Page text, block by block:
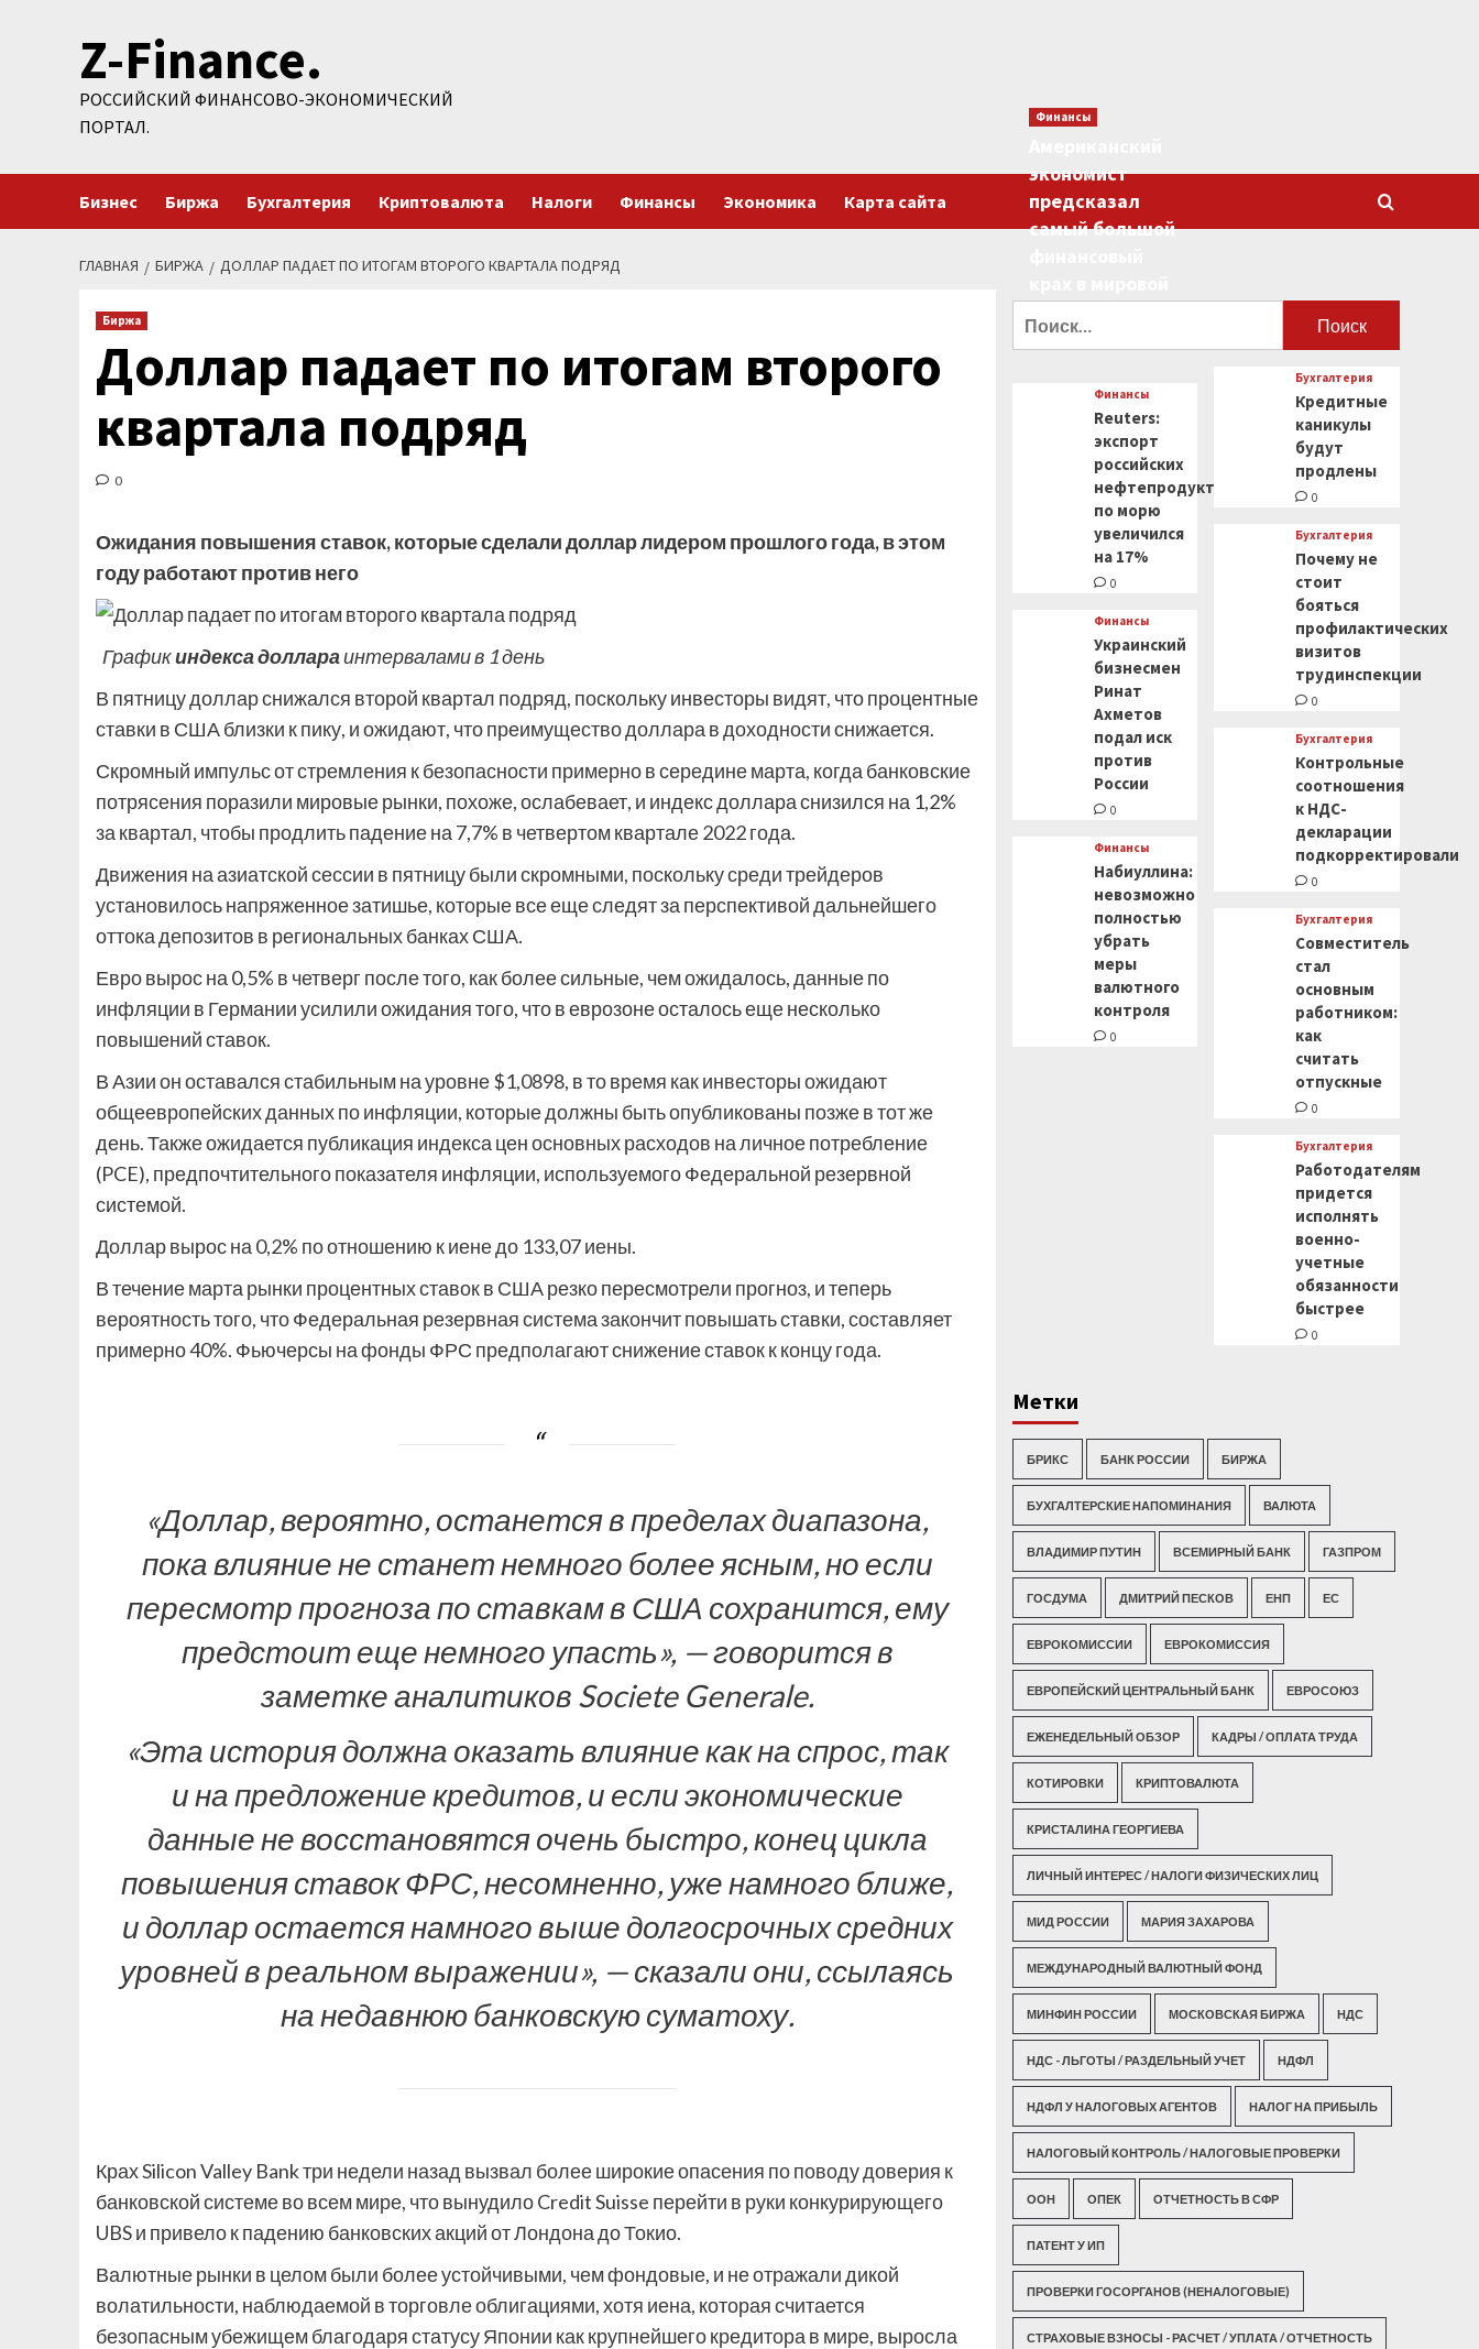
содержимомуZ-Finance.
РОССИЙСКИЙ ФИНАНСОВО-ЭКОНОМИЧЕСКИЙ
ПОРТАЛ.
Бизнес Биржа Бухгалтерия Криптовалюта Налоги Финансы Экономика Карта сайта
ГЛАВНАЯ БИРЖА ДОЛЛАР ПАДАЕТ ПО ИТОГАМ ВТОРОГО КВАРТАЛА ПОДРЯД
Биржа
Доллар падает по итогам второго
квартала подряд
0
Ожидания повышения ставок, которые сделали доллар лидером прошлого года, в этом
году работают против него
Графикиндекса доллараинтервалами в 1 день
В пятницу доллар снижался второй квартал подряд, поскольку инвесторы видят, что процентные
ставки в США близки к пику, и ожидают, что преимущество доллара в доходности снижается.
Скромный импульс от стремления к безопасности примерно в середине марта, когда банковские
потрясения поразили мировые рынки, похоже, ослабевает, и индекс доллара снизился на 1,2%
за квартал, чтобы продлить падение на 7,7% в четвертом квартале 2022 года.
Движения на азиатской сессии в пятницу были скромными, поскольку среди трейдеров
установилось напряженное затишье, которые все еще следят за перспективой дальнейшего
оттока депозитов в региональных банках США.
Евро вырос на 0,5% в четверг после того, как более сильные, чем ожидалось, данные по
инфляции в Германии усилили ожидания того, что в еврозоне осталось еще несколько
повышений ставок.
В Азии он оставался стабильным на уровне $1,0898, в то время как инвесторы ожидают
общеевропейских данных по инфляции, которые должны быть опубликованы позже в тот же
день. Также ожидается публикация индекса цен основных расходов на личное потребление
(PCE), предпочтительного показателя инфляции, используемого Федеральной резервной
системой.
Доллар вырос на 0,2% по отношению к иене до 133,07 иены.
В течение марта рынки процентных ставок в США резко пересмотрели прогноз, и теперь
вероятность того, что Федеральная резервная система закончит повышать ставки, составляет
примерно 40%. Фьючерсы на фонды ФРС предполагают снижение ставок к концу года.
«Доллар, вероятно, останется в пределах диапазона,
пока влияние не станет немного более ясным, но если
пересмотр прогноза по ставкам в США сохранится, ему
предстоит еще немного упасть», — говорится в
заметке аналитиков Societe Generale.
«Эта история должна оказать влияние как на спрос, так
и на предложение кредитов, и если экономические
данные не восстановятся очень быстро, конец цикла
повышения ставок ФРС, несомненно, уже намного ближе,
и доллар остается намного выше долгосрочных средних
уровней в реальном выражении», — сказали они, ссылаясь
на недавнюю банковскую суматоху.
Крах Silicon Valley Bank три недели назад вызвал более широкие опасения по поводу доверия к
банковской системе во всем мире, что вынудило Credit Suisse перейти в руки конкурирующего
UBS и привело к падению банковских акций от Лондона до Токио.
Валютные рынки в целом были более устойчивыми, чем фондовые, и не отражали дикой
волатильности, наблюдаемой в торговле облигациями, хотя иена, которая считается
безопасным убежищем благодаря статусу Японии как крупнейшего кредитора в мире, выросла
Финансы
экономист
предсказал
самый большой
Финансы
Reuters:
экспорт
российских
нефтепродуктов
по морю
увеличился
на 17%
0
Финансы
Украинский
бизнесмен
Ринат
Ахметов
подал иск
против
России
0
Финансы
Набиуллина:
невозможно
полностью
убрать
меры
валютного
контроля
0
Бухгалтерия
Кредитные
каникулы
будут
продлены
0
Бухгалтерия
Почему не
стоит
бояться
профилактических
визитов
трудинспекции
0
Бухгалтерия
Контрольные
соотношения
к НДС-
декларации
подкорректировали
0
Бухгалтерия
Совместитель
стал
основным
работником:
как
считать
отпускные
0
Бухгалтерия
Работодателям
придется
исполнять
военно-
учетные
обязанности
быстрее
0
Метки
БРИКС БАНК РОССИИ БИРЖА
БУХГАЛТЕРСКИЕ НАПОМИНАНИЯ ВАЛЮТА
ВЛАДИМИР ПУТИН ВСЕМИРНЫЙ БАНК ГАЗПРОМ
ГОСДУМА ДМИТРИЙ ПЕСКОВ ЕНП ЕС
ЕВРОКОМИССИИ ЕВРОКОМИССИЯ
ЕВРОПЕЙСКИЙ ЦЕНТРАЛЬНЫЙ БАНК ЕВРОСОЮЗ
ЕЖЕНЕДЕЛЬНЫЙ ОБЗОР КАДРЫ / ОПЛАТА ТРУДА
КОТИРОВКИ КРИПТОВАЛЮТА
КРИСТАЛИНА ГЕОРГИЕВА
ЛИЧНЫЙ ИНТЕРЕС / НАЛОГИ ФИЗИЧЕСКИХ ЛИЦ
МИД РОССИИ МАРИЯ ЗАХАРОВА
МЕЖДУНАРОДНЫЙ ВАЛЮТНЫЙ ФОНД
МИНФИН РОССИИ МОСКОВСКАЯ БИРЖА НДС
НДС - ЛЬГОТЫ / РАЗДЕЛЬНЫЙ УЧЕТ НДФЛ
НДФЛ У НАЛОГОВЫХ АГЕНТОВ НАЛОГ НА ПРИБЫЛЬ
НАЛОГОВЫЙ КОНТРОЛЬ / НАЛОГОВЫЕ ПРОВЕРКИ
ООН ОПЕК ОТЧЕТНОСТЬ В СФР
ПАТЕНТ У ИП
ПРОВЕРКИ ГОСОРГАНОВ (НЕНАЛОГОВЫЕ)
СТРАХОВЫЕ ВЗНОСЫ - РАСЧЕТ / УПЛАТА / ОТЧЕТНОСТЬ